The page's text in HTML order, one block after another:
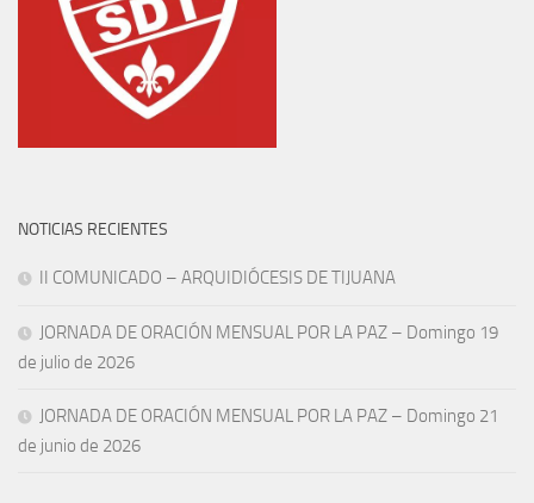
NOTICIAS RECIENTES
II COMUNICADO – ARQUIDIÓCESIS DE TIJUANA
JORNADA DE ORACIÓN MENSUAL POR LA PAZ – Domingo 19
de julio de 2026
JORNADA DE ORACIÓN MENSUAL POR LA PAZ – Domingo 21
de junio de 2026